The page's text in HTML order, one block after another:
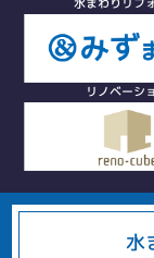
水まわりリフ
リノベーシ
水